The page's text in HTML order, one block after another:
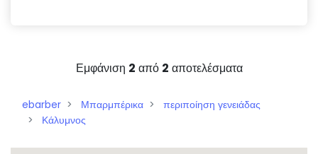
Εμφάνιση 2 από 2 αποτελέσματα
ebarber Μπαρμπέρικα
περιποίηση γενειάδας
Κάλυμνος